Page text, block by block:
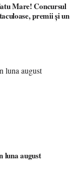
premii și un
luna august